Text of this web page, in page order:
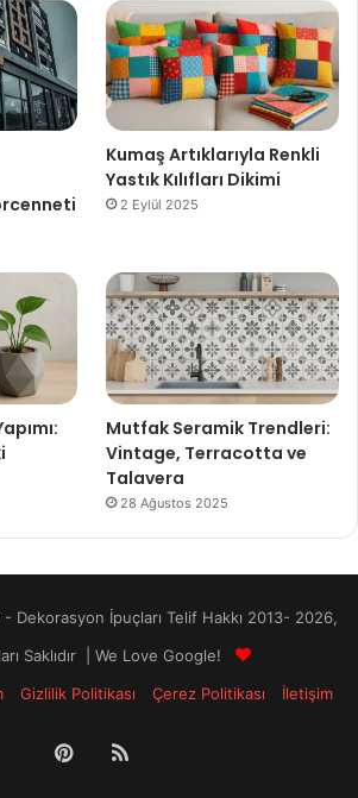
Kumaş Artıklarıyla Renkli
Yastık Kılıfları Dikimi
2 Eylül 2025
Mutfak Seramik Trendleri:
Vintage, Terracotta ve
Talavera
28 Ağustos 2025
Dekorasyon İpuçları Telif Hakkı 2013- 2026,
Saklıdır | We Love Google!
Gizlilik Politikası Çerez Politikası İletişim
Pinterest